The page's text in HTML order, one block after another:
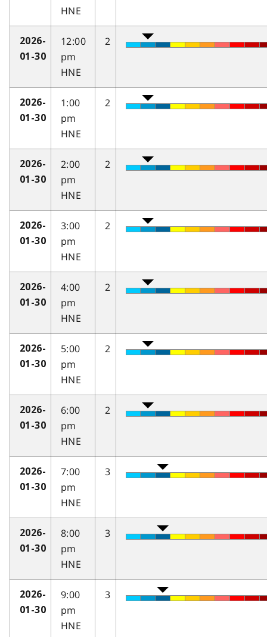
HNE
2026-
01-30
12:00
pm
HNE
2
2026-
01-30
1:00
pm
HNE
2
2026-
01-30
2:00
pm
HNE
2
2026-
01-30
3:00
pm
HNE
2
2026-
01-30
4:00
pm
HNE
2
2026-
01-30
5:00
pm
HNE
2
2026-
01-30
6:00
pm
HNE
2
2026-
01-30
7:00
pm
HNE
3
2026-
01-30
8:00
pm
HNE
3
2026-
01-30
9:00
pm
HNE
3